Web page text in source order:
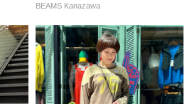
BEAMS Kanazawa